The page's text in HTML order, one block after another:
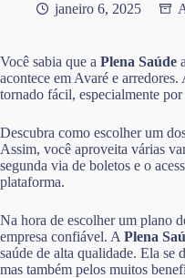
janeiro 6, 2025
Você sabia que a Plena Saúde
acontece em Avaré e arredores.
tornado fácil, especialmente
Descubra como escolher um
Assim, você aproveita várias
segunda via de boletos e o
plataforma.
Na hora de escolher um plano
empresa confiável. A Plena
saúde de alta qualidade. Ela se
mas também pelos muitos